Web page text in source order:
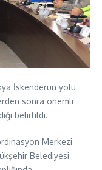
İskenderun yolu
sonra önemli
belirtildi.
Merkezi
Belediyesi